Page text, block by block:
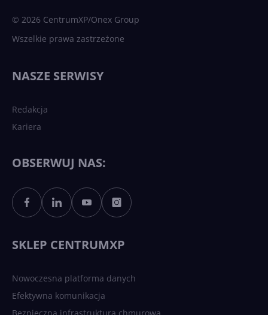
Sztuczna inteligencja po
polsku. Dość barier
© 2026 CentrumXP/Onex Group
Wszelkie prawa zastrzeżone
NASZE SERWISY
Redakcja
Kariera
OBSERWUJ NAS:
SKLEP CENTRUMXP
Nowoczesna platforma danych
Efektywna komunikacja